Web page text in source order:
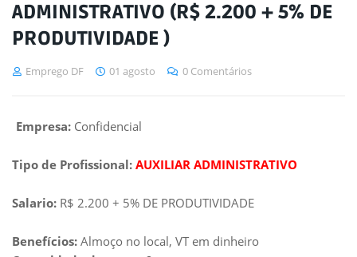
ADMINISTRATIVO (R$ 2.200 + 5% DE
PRODUTIVIDADE )
Emprego DF 01 agosto 0 Comentários
Empresa: Confidencial
Tipo de Profissional: AUXILIAR ADMINISTRATIVO
Salario: R$ 2.200 + 5% DE PRODUTIVIDADE
Benefícios: Almoço no local, VT em dinheiro